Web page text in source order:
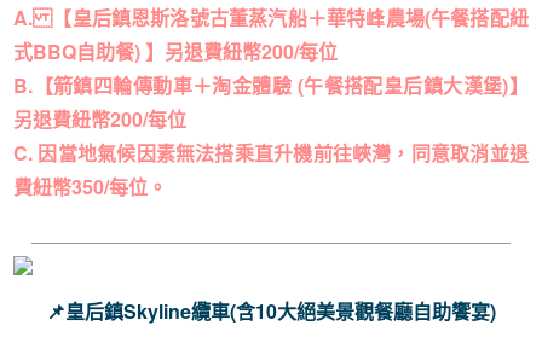
A. 【皇后鎮恩斯洛號古董蒸汽船＋華特峰農場(午餐搭配紐
式BBQ自助餐) 】另退費紐幣200/每位
B.【箭鎮四輪傳動車＋淘金體驗 (午餐搭配皇后鎮大漢堡)】
另退費紐幣200/每位
C. 因當地氣候因素無法搭乘直升機前往峽灣，同意取消並退
費紐幣350/每位。
📌皇后鎮Skyline纜車(含10大絕美景觀餐廳自助饗宴)